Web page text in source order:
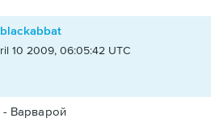
blackabbat
10 2009, 06:05:42 UTC
Варварой